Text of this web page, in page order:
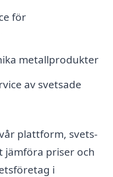
för
metallprodukter
av svetsade
plattform, svets-
jämföra priser och
i